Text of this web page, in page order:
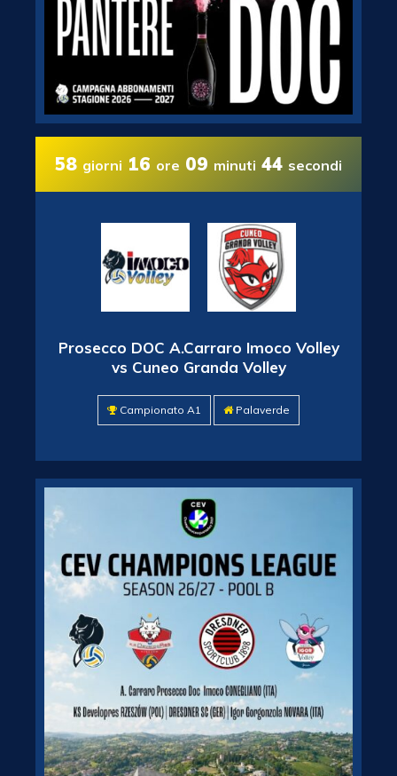
58 giorni 16 ore 09 minuti 44 secondi
Prosecco DOC A.Carraro Imoco Volley
vs Cuneo Granda Volley
Campionato A1 Palaverde